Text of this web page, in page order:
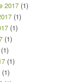
2017 (1)
(1)
(1)
(1)
(1)
(1)
(1)